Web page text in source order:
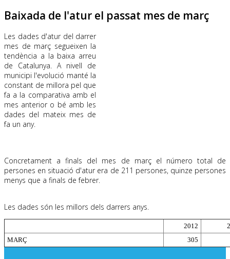
Baixada de l'atur el passat mes de març
Les dades d'atur del darrer
mes de març segueixen la
tendència a la baixa arreu
de Catalunya. A nivell de
municipi l'evolució manté la
constant de millora pel que
fa a la comparativa amb el
mes anterior o bé amb les
dades del mateix mes de
fa un any.
Concretament a finals del mes de març el número total de
persones en situació d'atur era de 211 persones, quinze persones
menys que a finals de febrer.
Les dades són les millors dels darrers anys.
2012
MARÇ
305